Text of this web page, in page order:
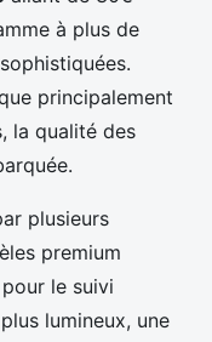
à plus de
principalement
la qualité des
plusieurs
premium
le suivi
lumineux, une